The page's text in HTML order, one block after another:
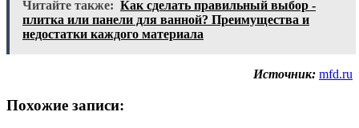
Читайте также: Как сделать правильный выбор -
плитка или панели для ванной? Преимущества и
недостатки каждого материала
Источник: mfd.ru
Похожие записи: